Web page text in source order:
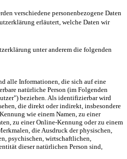
verschiedene personenbezogene Daten
erläutert, welche Daten wir
unter anderem die folgenden
alle Informationen, die sich auf eine
natürliche Person (im Folgenden
beziehen. Als identifizierbar wird
die direkt oder indirekt, insbesondere
wie einem Namen, zu einer
zu einer Online-Kennung oder zu einem
die Ausdruck der physischen,
psychischen, wirtschaftlichen,
dieser natürlichen Person sind,